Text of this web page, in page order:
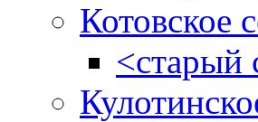
Котовское
<старый